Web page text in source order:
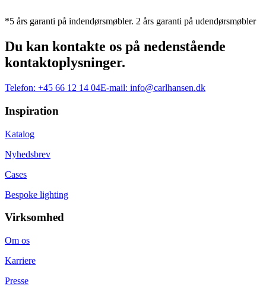
*5 års garanti på indendørsmøbler. 2 års garanti på udendørsmøbler
Du kan kontakte os på nedenstående
kontaktoplysninger.
Telefon: +45 66 12 14 04E-mail: info@carlhansen.dk
Inspiration
Katalog
Nyhedsbrev
Cases
Bespoke lighting
Virksomhed
Om os
Karriere
Presse